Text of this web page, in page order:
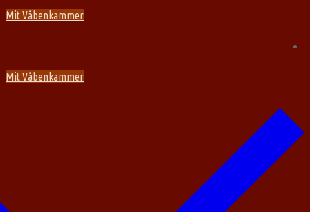
Spring
Menu
Luk
Mit Våbenkammer
Mit Våbenkammer